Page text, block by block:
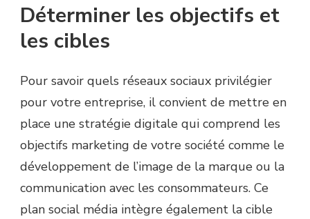
Déterminer les objectifs et
les cibles
Pour savoir quels réseaux sociaux privilégier
pour votre entreprise, il convient de mettre en
place une stratégie digitale qui comprend les
objectifs marketing de votre société comme le
développement de l’image de la marque ou la
communication avec les consommateurs. Ce
plan social média intègre également la cible